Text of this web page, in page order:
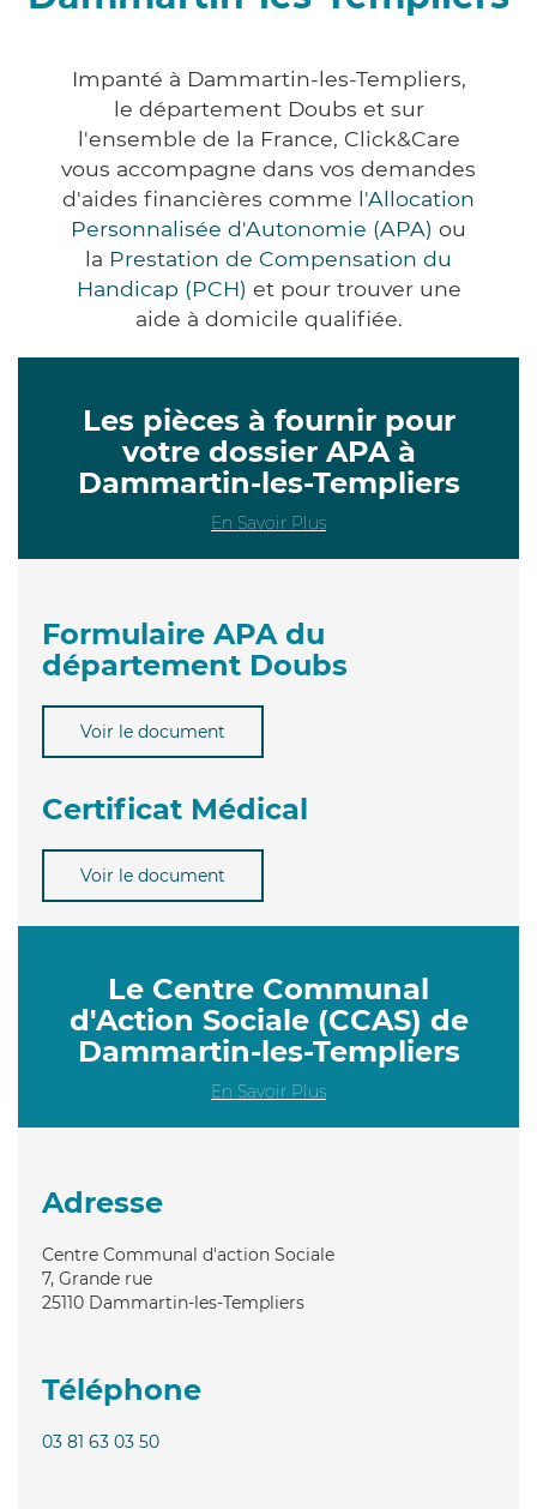
Impanté à Dammartin-les-Templiers,
le département Doubs et sur
l'ensemble de la France, Click&Care
vous accompagne dans vos demandes
d'aides financières comme l'Allocation
Personnalisée d'Autonomie (APA) ou
la Prestation de Compensation du
Handicap (PCH) et pour trouver une
aide à domicile qualifiée.
Les pièces à fournir pour
votre dossier APA à
Dammartin-les-Templiers
En Savoir Plus
Formulaire APA du
département Doubs
Voir le document
Certificat Médical
Voir le document
Le Centre Communal
d'Action Sociale (CCAS) de
Dammartin-les-Templiers
En Savoir Plus
Adresse
Centre Communal d'action Sociale
7, Grande rue
25110 Dammartin-les-Templiers
Téléphone
03 81 63 03 50